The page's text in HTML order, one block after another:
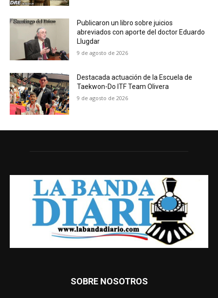
Publicaron un libro sobre juicios
abreviados con aporte del doctor Eduardo
Llugdar
9 de agosto de 2026
Destacada actuación de la Escuela de
Taekwon-Do ITF Team Olivera
9 de agosto de 2026
SOBRE NOSOTROS